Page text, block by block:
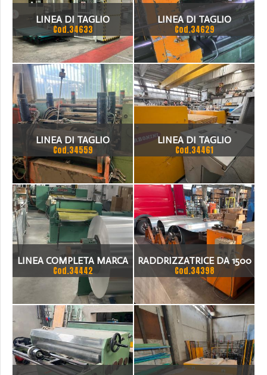
LINEA DI TAGLIO
COMPLETA
Cod.34633
LINEA DI TAGLIO
LONGITUDINALE
Cod.34629
LINEA DI TAGLIO
Cod.34559
LINEA DI TAGLIO
CARBONINI 1500 X 1.2 MM
Cod.34461
LINEA COMPLETA MARCA
RIBOLDI PER LA
LAVORAZIONE DI NASTRO
(COIL) DI ALLUMINIO O
ACCIAIO LEGGERO.
Cod.34442
RADDRIZZATRICE DA 1500
Cod.34398